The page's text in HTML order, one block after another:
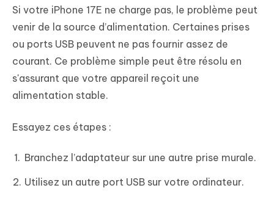
Si votre iPhone 17E ne charge pas, le problème peut
venir de la source d’alimentation. Certaines prises
ou ports USB peuvent ne pas fournir assez de
courant. Ce problème simple peut être résolu en
s'assurant que votre appareil reçoit une
alimentation stable.
Essayez ces étapes :
Branchez l’adaptateur sur une autre prise murale.
Utilisez un autre port USB sur votre ordinateur.